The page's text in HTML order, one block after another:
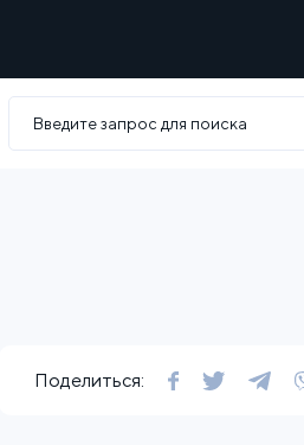
Поделиться: